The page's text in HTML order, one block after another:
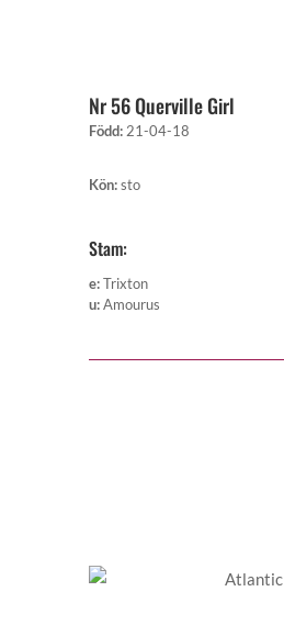
Nr 56 Querville Girl
Född: 21-04-18
Kön:sto
Stam:
e:Trixton
u:Amourus